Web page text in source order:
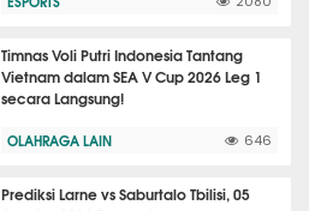
Timnas Voli Putri Indonesia Tantang
Vietnam dalam SEA V Cup 2026 Leg 1
secara Langsung!
OLAHRAGA LAIN 646
Prediksi Larne vs Saburtalo Tbilisi, 05